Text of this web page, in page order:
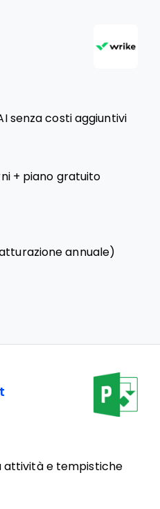
senza costi aggiuntivi
+ piano gratuito
annuale)
attività e tempistiche